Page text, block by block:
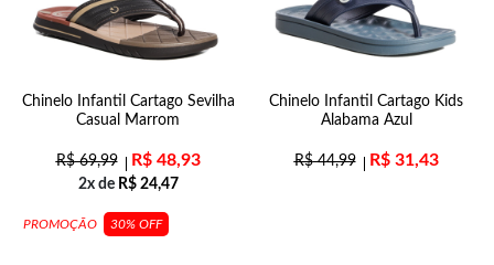
Chinelo Infantil Cartago Sevilha
Casual Marrom
R$69,99 R$48,93
2x de R$24,47
Chinelo Infantil Cartago Kids
Alabama Azul
R$44,99 R$31,43
PROMOÇÃO 30% OFF